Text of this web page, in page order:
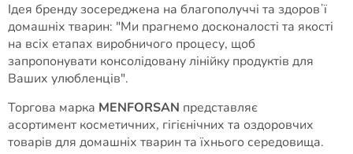
Ідея бренду зосереджена на благополуччі та здоровʼї
домашніх тварин: "Ми прагнемо досконалості та якості
на всіх етапах виробничого процесу, щоб
запропонувати консолідовану лінійку продуктів для
Ваших улюбленців".
Торгова марка MENFORSAN представляє
асортимент косметичних, гігієнічних та оздоровчих
товарів для домашніх тварин та їхнього середовища.